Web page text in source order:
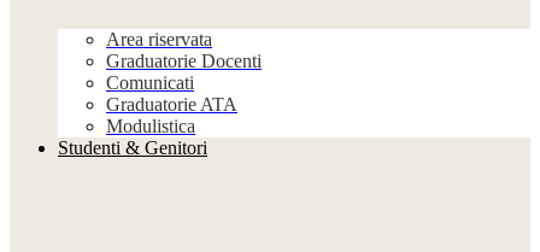
Area riservata
Graduatorie Docenti
Comunicati
Graduatorie ATA
Modulistica
Studenti & Genitori